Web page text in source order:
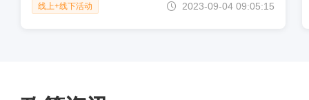
线上+线下活动 2023-09-04 09:05:15